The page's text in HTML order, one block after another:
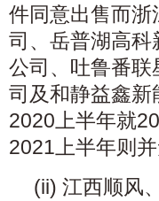
件同意出售而
司、岳普湖高
公司、吐鲁番
司及和静益鑫
2020上半年就
2021上半年则
(ii) 江西顺风